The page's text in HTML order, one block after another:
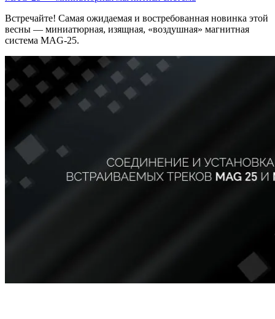
Встречайте! Самая ожидаемая и востребованная новинка этой
весны — миниатюрная, изящная, «воздушная» магнитная
система MAG-25.